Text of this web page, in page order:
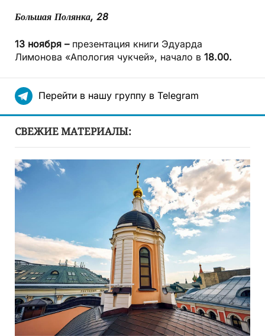
Большая Полянка, 28
13 ноября – презентация книги Эдуарда
Лимонова «Апология чукчей», начало в 18.00.
Перейти в нашу группу в Telegram
СВЕЖИЕ МАТЕРИАЛЫ: